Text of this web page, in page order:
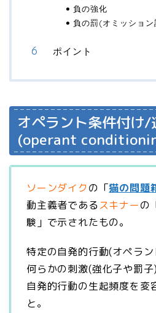
負の強化
負の罰(オミッション
ポイント
オペラント条件付け/
(operant
ソーンダイクの「猫の問題
動主義者であるスキナーの
験」で示されたもの。
特定の自発的行動(オペラン
何らかの刺激(強化子や罰子
自発的行動の生起頻度を変
と。